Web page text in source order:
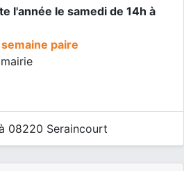
l'année le samedi de 14h à
paire
08220 Seraincourt